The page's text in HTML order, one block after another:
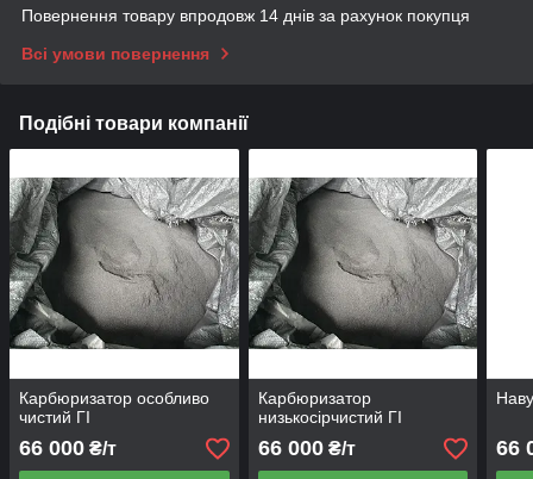
Повернення товару впродовж 14 днів за рахунок покупця
Всі умови повернення
Подібні товари компанії
Карбюризатор особливо
чистий ГІ
66 000 ₴/т
Карбюризатор
низькосірчистий ГІ
66 000₴/т 66